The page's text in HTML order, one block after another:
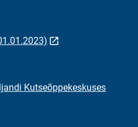
Kutseõppekeskuses